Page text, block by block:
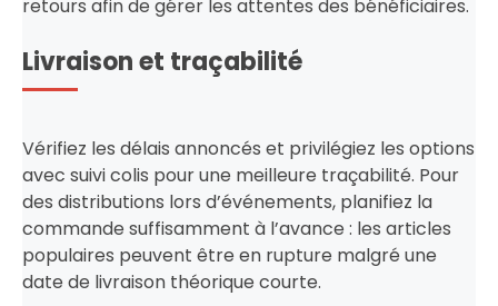
retours afin de gérer les attentes des bénéficiaires.
Livraison et traçabilité
Vérifiez les délais annoncés et privilégiez les options
avec suivi colis pour une meilleure traçabilité. Pour
des distributions lors d’événements, planifiez la
commande suffisamment à l’avance : les articles
populaires peuvent être en rupture malgré une
date de livraison théorique courte.